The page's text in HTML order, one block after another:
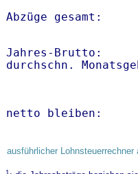
Abzüge gesamt:
Jahres-
netto
ausführlicher Lohnsteuerrechner